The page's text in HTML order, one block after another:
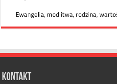
Kontakt